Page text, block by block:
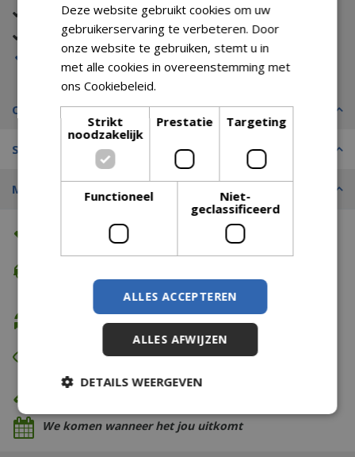
Tot wel 14 dagen bedenktijd
Gratis retour
Omschrijving
Specificaties
Merk
Altijd de beste prijs
Gratis retour
Eerst zien dan betalen
Eigen bezorg- & installatieservice
We komen wanneer het jou uitkomt
Deze website gebruikt cookies om uw
gebruikerservaring te verbeteren. Door
onze website te gebruiken, stemt u in
met alle cookies in overeenstemming met
ons Cookiebeleid.
Strikt
noodzakelijk
Prestatie Targeting
Functioneel
Niet-
geclassificeerd
ALLES ACCEPTEREN
ALLES AFWIJZEN
DETAILS WEERGEVEN